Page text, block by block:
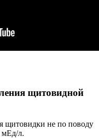
щитовидной
щитовидки не по поводу
мЕд/л.